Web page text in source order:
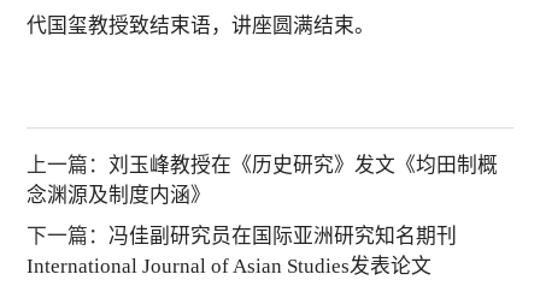
代国玺教授致结束语，讲座圆满结束。
上一篇：刘玉峰教授在《历史研究》发文《均田制概
念渊源及制度内涵》
下一篇： 冯佳副研究员在国际亚洲研究知名期刊
International Journal of Asian Studies发表论文